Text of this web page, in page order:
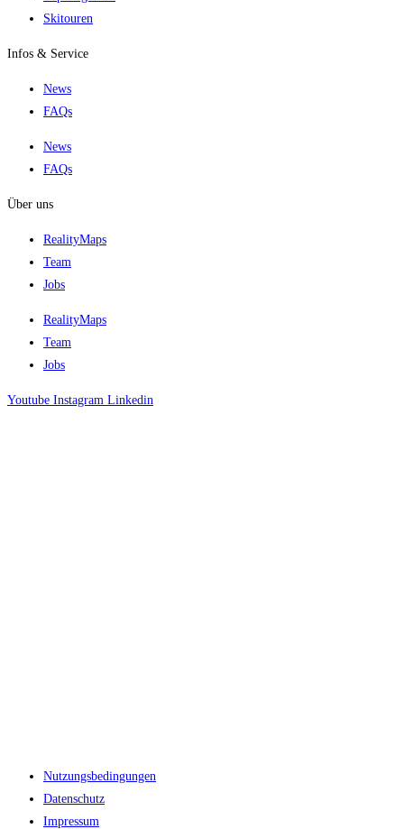
Skitouren
Infos & Service
News
FAQs
News
FAQs
Über uns
RealityMaps
Team
Jobs
RealityMaps
Team
Jobs
Youtube Instagram Linkedin
Nutzungsbedingungen
Datenschutz
Impressum